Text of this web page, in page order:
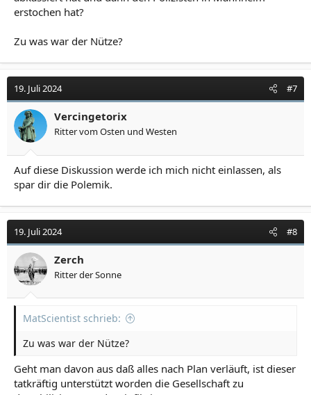
erstochen hat?
Zu was war der Nütze?
19. Juli 2024 #7
Vercingetorix
Ritter vom Osten und Westen
Auf diese Diskussion werde ich mich nicht einlassen, als
spar dir die Polemik.
19. Juli 2024 #8
Zerch
Ritter der Sonne
MatScientist schrieb:
Zu was war der Nütze?
Geht man davon aus daß alles nach Plan verläuft, ist dieser
tatkräftig unterstützt worden die Gesellschaft zu